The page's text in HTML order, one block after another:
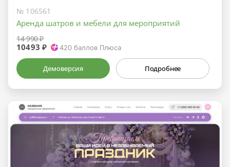
№ 106561
Аренда шатров и мебели для мероприятий
14 990 ₽
10493 ₽ 420 баллов Плюса
Демоверсия Подробнее